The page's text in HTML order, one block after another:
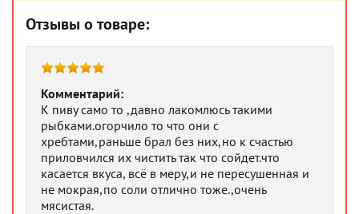
Отзывы о товаре:
Комментарий:
К пиву само то ,давно лакомлюсь такими
рыбками.огорчило то что они с
хребтами,раньше брал без них,но к счастью
приловчился их чистить так что сойдет.что
касается вкуса, всё в меру,и не пересушенная и
не мокрая,по соли отлично тоже.,очень
мясистая.